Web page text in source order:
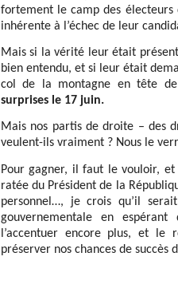
fortement le camp des
inhérente à l’échec de leur
Mais si la vérité leur était
bien entendu, et si leur était
col de la montagne en tête
surprises le 17 juin.
Mais nos partis de droite – des
veulent-ils vraiment ? Nous le
Pour gagner, il faut le vouloir,
ratée du Président de la
personnel…, je crois qu’il
gouvernementale en
l’accentuer encore plus, et
préserver nos chances de